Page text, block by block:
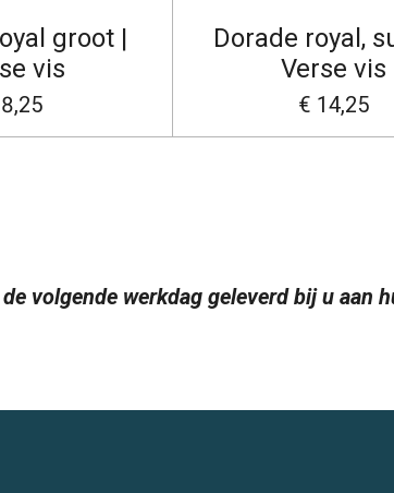
groot |
vis
Dorade royal,
Verse vis
€ 14,25
volgende werkdag geleverd bij u aan